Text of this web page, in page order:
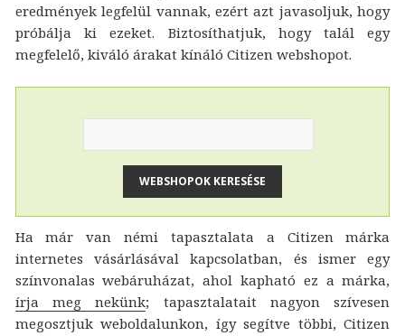
eredmények legfelül vannak, ezért azt javasoljuk, hogy
próbálja ki ezeket. Biztosíthatjuk, hogy talál egy
megfelelő, kiváló árakat kínáló Citizen webshopot.
Ha már van némi tapasztalata a Citizen márka
internetes vásárlásával kapcsolatban, és ismer egy
színvonalas webáruházat, ahol kapható ez a márka,
írja meg nekünk; tapasztalatait nagyon szívesen
megosztjuk weboldalunkon, így segítve többi, Citizen